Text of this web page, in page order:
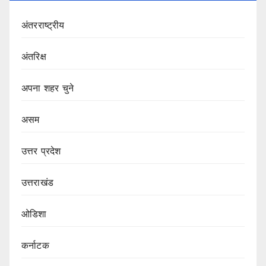
अंतरराष्ट्रीय
अंतरिक्ष
अपना शहर चुने
असम
उत्तर प्रदेश
उत्तराखंड
ओडिशा
कर्नाटक